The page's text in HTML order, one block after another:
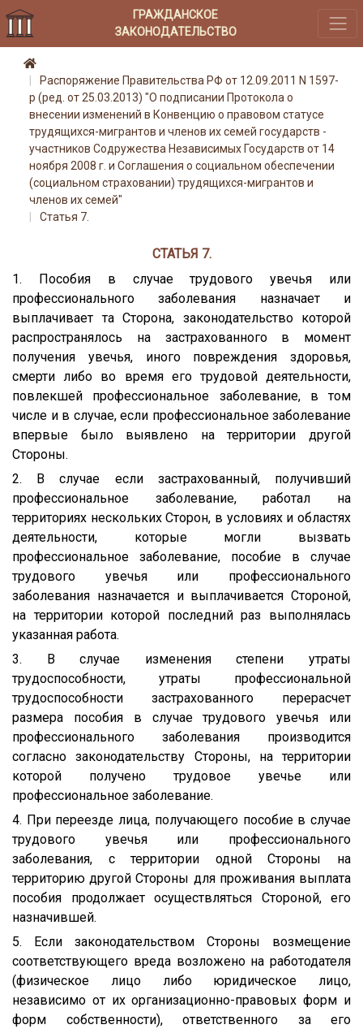
ГРАЖДАНСКОЕ
ЗАКОНОДАТЕЛЬСТВО
Распоряжение Правительства РФ от 12.09.2011 N 1597-
р (ред. от 25.03.2013) "О подписании Протокола о
внесении изменений в Конвенцию о правовом статусе
трудящихся-мигрантов и членов их семей государств -
участников Содружества Независимых Государств от 14
ноября 2008 г. и Соглашения о социальном обеспечении
(социальном страховании) трудящихся-мигрантов и
членов их семей"
Статья 7.
СТАТЬЯ 7.
1. Пособия в случае трудового увечья или
профессионального заболевания назначает и
выплачивает та Сторона, законодательство которой
распространялось на застрахованного в момент
получения увечья, иного повреждения здоровья,
смерти либо во время его трудовой деятельности,
повлекшей профессиональное заболевание, в том
числе и в случае, если профессиональное заболевание
впервые было выявлено на территории другой
Стороны.
2. В случае если застрахованный, получивший
профессиональное заболевание, работал на
территориях нескольких Сторон, в условиях и областях
деятельности, которые могли вызвать
профессиональное заболевание, пособие в случае
трудового увечья или профессионального
заболевания назначается и выплачивается Стороной,
на территории которой последний раз выполнялась
указанная работа.
3. В случае изменения степени утраты
трудоспособности, утраты профессиональной
трудоспособности застрахованного перерасчет
размера пособия в случае трудового увечья или
профессионального заболевания производится
согласно законодательству Стороны, на территории
которой получено трудовое увечье или
профессиональное заболевание.
4. При переезде лица, получающего пособие в случае
трудового увечья или профессионального
заболевания, с территории одной Стороны на
территорию другой Стороны для проживания выплата
пособия продолжает осуществляться Стороной, его
назначившей.
5. Если законодательством Стороны возмещение
соответствующего вреда возложено на работодателя
(физическое лицо либо юридическое лицо,
независимо от их организационно-правовых форм и
форм собственности), ответственного за его